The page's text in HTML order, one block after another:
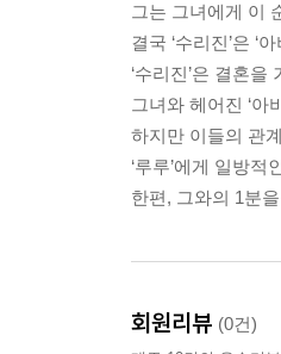
그는 그녀에게 이
결국 ‘수리진’은 ‘
‘수리진’은 결혼
그녀와 헤어진 ‘아
하지만 이들의 관
‘루루’에게 일방
한편, 그와의 1분
회원리뷰 (0건)